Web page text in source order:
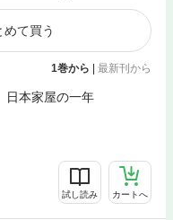
て買う
1巻から 最新刊から
本家屋の一年
試し読み カートへ